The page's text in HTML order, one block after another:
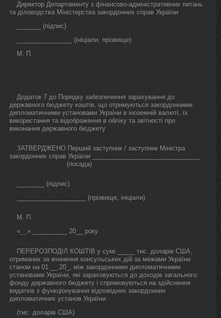
Директор Департаменту з фінансово-адміністративних питань
та діловодства Міністерства закордонних справ України
_______ (підпис)
________________ (ініціали, прізвище)
М. П.
Додаток 7 до Порядку забезпечення зарахування до
державного бюджету коштів, що отримуються закордонними
дипломатичними установами України в іноземній валюті, їх
використання та відображення в обліку та звітності про
виконання державного бюджету
ЗАТВЕРДЖЕНО Перший заступник / заступник Міністра
закордонних справ України _______________________________
(посада)
________ (підпис)
____________________ (прізвище, ініціали)
М. П.
«
» __________ 20__ року
ПЕРЕРОЗПОДІЛ КОШТІВ у сумі _____ тис. доларів США,
отриманих за вчинення консульських дій за межами України
станом на 01.__.20_, між закордонними дипломатичними
установами України, які зараховуються до доходів загального
фонду державного бюджету і спрямовуються на здійснення
видатків з функціонування відповідних закордонних
дипломатичних установ України
(тис. доларів США)